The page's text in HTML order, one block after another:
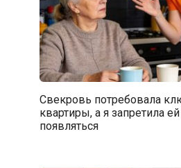
Свекровь потребовала
квартиры, а я запретила
появляться